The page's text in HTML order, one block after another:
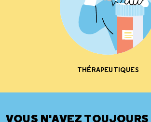
THÉRAPEUTIQUES
VOUS N'AVEZ TOUJOURS